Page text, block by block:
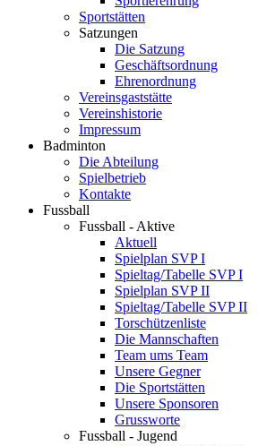
Sportstätten
Satzungen
Die Satzung
Geschäftsordnung
Ehrenordnung
Vereinsgaststätte
Vereinshistorie
Impressum
Badminton
Die Abteilung
Spielbetrieb
Kontakte
Fussball
Fussball - Aktive
Aktuell
Spielplan SVP I
Spieltag/Tabelle SVP I
Spielplan SVP II
Spieltag/Tabelle SVP II
Torschützenliste
Die Mannschaften
Team ums Team
Unsere Gegner
Die Sportstätten
Unsere Sponsoren
Grussworte
Fussball - Jugend